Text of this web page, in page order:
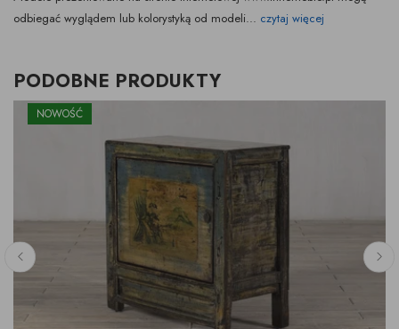
odbiegać wyglądem lub kolorystyką od modeli... czytaj więcej
PODOBNE PRODUKTY
NOWOŚĆ